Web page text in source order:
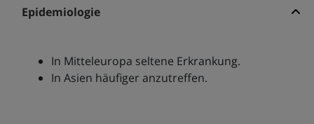
Epidemiologie
In Mitteleuropa seltene Erkrankung.
In Asien häufiger anzutreffen.